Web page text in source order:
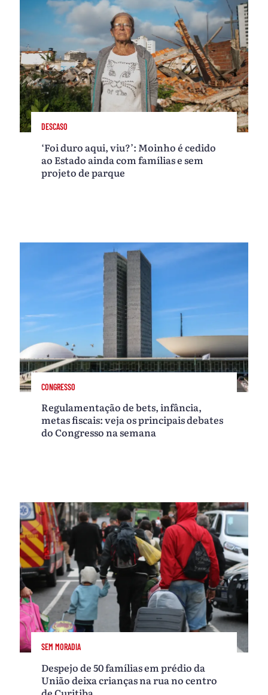
DESCASO
‘Foi duro aqui, viu?’: Moinho é cedido
ao Estado ainda com famílias e sem
projeto de parque
CONGRESSO
Regulamentação de bets, infância,
metas fiscais: veja os principais debates
do Congresso na semana
SEM MORADIA
Despejo de 50 famílias em prédio da
União deixa crianças na rua no centro